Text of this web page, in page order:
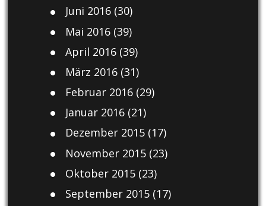
Juni 2016(30)
Mai 2016(39)
April 2016(39)
März 2016(31)
Februar 2016(29)
Januar 2016(21)
Dezember 2015(17)
November 2015(23)
Oktober 2015(23)
September 2015(17)